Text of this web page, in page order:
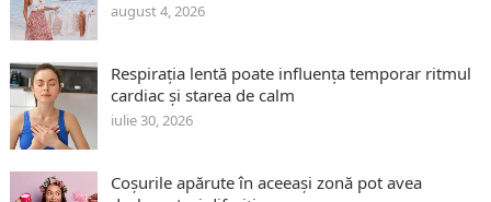
august 4, 2026
Respirația lentă poate influența temporar ritmul
cardiac și starea de calm
iulie 30, 2026
Coșurile apărute în aceeași zonă pot avea